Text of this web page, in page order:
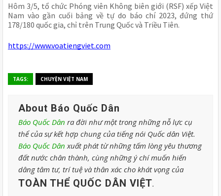
Hôm 3/5, tổ chức Phóng viên Không biên giới (RSF) xếp Việt
Nam vào gần cuối bảng về tự do báo chí 2023, đứng thứ
178/180 quốc gia, chỉ trên Trung Quốc và Triều Tiên.
https://www.voatiengviet.com
TAGS: CHUYỆN VIỆT NAM
About Báo Quốc Dân
Báo Quốc Dân ra đời như một trong những nỗ lực cụ
thể của sự kết hợp chung của tiếng nói Quốc dân Việt.
Báo Quốc Dân xuất phát từ những tấm lòng yêu thương
đất nước chân thành, cùng những ý chí muốn hiến
dâng tâm tư, trí tuệ và thân xác cho khát vọng của
TOÀN THỂ QUỐC DÂN VIỆT.